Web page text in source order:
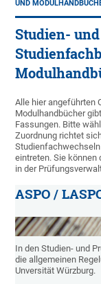
UND
Studien-
Alle hier angeführten
Modulhandbücher
Fassungen. Bitte
Zuordnung richtet
Studienfachwechseln
eintreten. Sie können
in der
ASPO /
In den Studien- und
die allgemeinen
Unversität Würzburg.